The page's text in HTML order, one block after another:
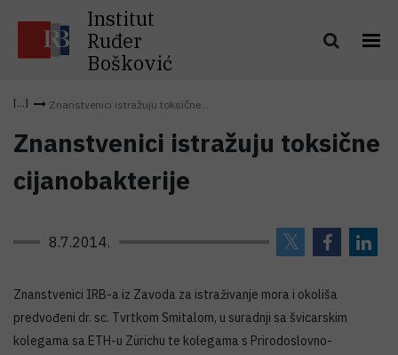
Institut
Ruđer
Bošković
Znanstvenici istražuju toksične...
Znanstvenici istražuju toksične
cijanobakterije
8.7.2014.
Znanstvenici IRB-a iz Zavoda za istraživanje mora i okoliša
predvođeni dr. sc. Tvrtkom Smitalom, u suradnji sa švicarskim
kolegama sa ETH-u Zürichu te kolegama s Prirodoslovno-